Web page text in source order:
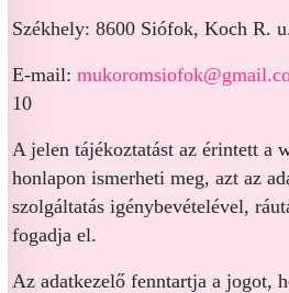
Székhely: 8600 Siófok, Koch R.
E-mail:
10
A jelen tájékoztatást az érintett a
honlapon ismerheti meg, azt az
szolgáltatás igénybevételével,
fogadja el.
Az adatkezelő fenntartja a jogot,